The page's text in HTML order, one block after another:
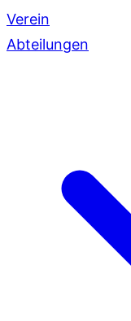
Verein
Abteilungen